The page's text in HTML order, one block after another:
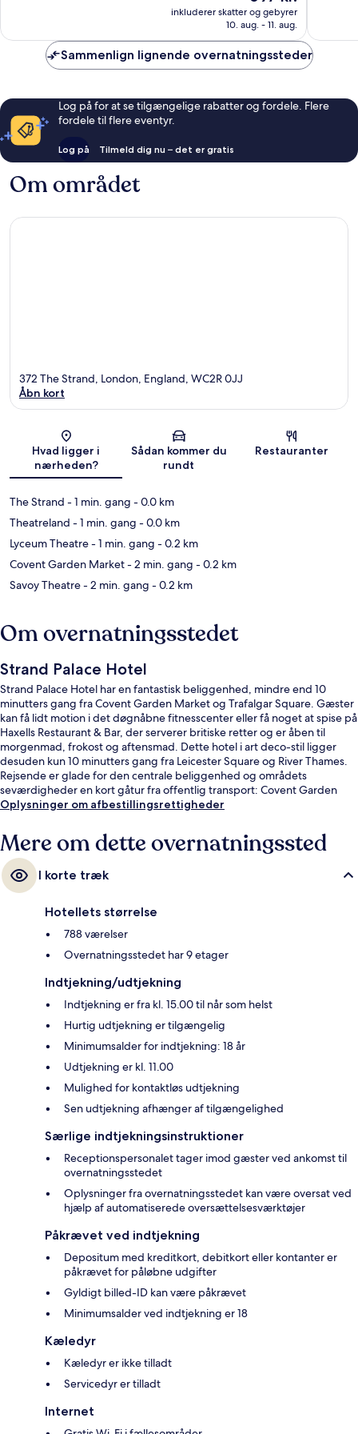
697 kr.
inkluderer skatter og gebyrer
10. aug. - 11. aug.
Sammenlign lignende overnatningssteder
Log på for at se tilgængelige rabatter og fordele. Flere
fordele til flere eventyr.
Log på Tilmeld dig nu – det er gratis
Om området
Kort
372 The Strand, London, England, WC2R 0JJ
Åbn kort
Hvad ligger i
nærheden?
Sådan kommer du
rundt
Restauranter
The Strand - 1 min. gang - 0.0 km
Theatreland - 1 min. gang - 0.0 km
Lyceum Theatre- 1 min. gang - 0.2 km
Covent Garden Market- 2 min. gang - 0.2 km
Savoy Theatre- 2 min. gang - 0.2 km
Om overnatningsstedet
Strand Palace Hotel
Strand Palace Hotel har en fantastisk beliggenhed, mindre end 10
minutters gang fra Covent Garden Market og Trafalgar Square. Gæster
kan få lidt motion i det døgnåbne fitnesscenter eller få noget at spise på
Haxells Restaurant & Bar, der serverer britiske retter og er åben til
morgenmad, frokost og aftensmad. Dette hotel i art deco-stil ligger
desuden kun 10 minutters gang fra Leicester Square og River Thames.
Rejsende er glade for den centrale beliggenhed og områdets
seværdigheder en kort gåtur fra offentlig transport: Covent Garden
Metrostation ligger 5 minutter derfra og Charing Cross
Oplysninger om afbestillingsrettigheder
Mere om dette overnatningssted
I korte træk
Hotellets størrelse
788 værelser
Overnatningsstedet har 9 etager
Indtjekning/udtjekning
Indtjekning er fra kl. 15.00 til når som helst
Hurtig udtjekning er tilgængelig
Minimumsalder for indtjekning: 18 år
Udtjekning er kl. 11.00
Mulighed for kontaktløs udtjekning
Sen udtjekning afhænger af tilgængelighed
Særlige indtjekningsinstruktioner
Receptionspersonalet tager imod gæster ved ankomst til
overnatningsstedet
Oplysninger fra overnatningsstedet kan være oversat ved
hjælp af automatiserede oversættelsesværktøjer
Påkrævet ved indtjekning
Depositum med kreditkort, debitkort eller kontanter er
påkrævet for påløbne udgifter
Gyldigt billed-ID kan være påkrævet
Minimumsalder ved indtjekning er 18
Kæledyr
Kæledyr er ikke tilladt
Servicedyr er tilladt
Internet